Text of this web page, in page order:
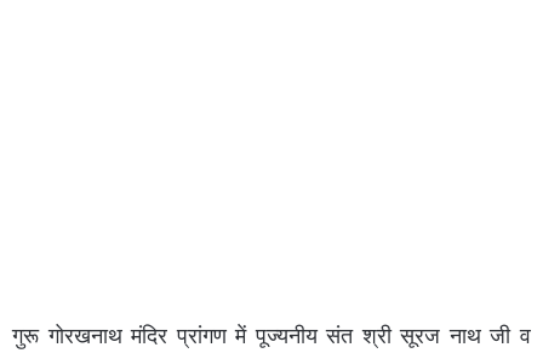
गुरू गोरखनाथ मंदिर प्रांगण में पूज्यनीय संत श्री सूरज नाथ जी व